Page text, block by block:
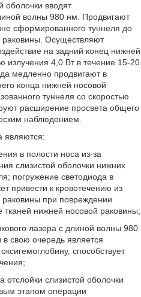
оболочки вводят
волны 980 нм. Продвигают
сформированного туннеля до
раковины. Осуществляют
на задний конец нижней
излучения 4,0 Вт в течение 15-20
медленно продвигают в
конца нижней носовой
туннеля со скоростью
расширение просвета общего
наблюдением.
являются:
в полости носа из-за
слизистой оболочки нижних
погружение светодиода в
привести к кровотечению из
при повреждении
тканей нижней носовой раковины;
лазера с длиной волны 980
свою очередь является
способствует
слизистой оболочки
этапом операции